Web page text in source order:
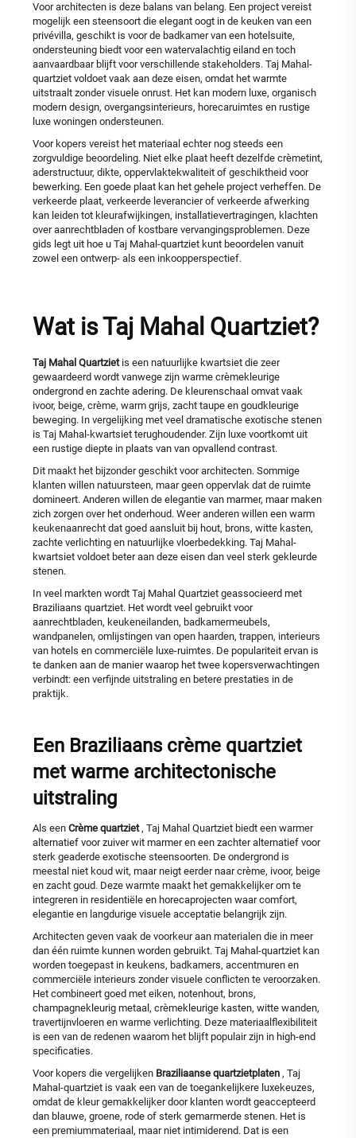
Voor architecten is deze balans van belang. Een project vereist
mogelijk een steensoort die elegant oogt in de keuken van een
privévilla, geschikt is voor de badkamer van een hotelsuite,
ondersteuning biedt voor een watervalachtig eiland en toch
aanvaardbaar blijft voor verschillende stakeholders. Taj Mahal-
quartziet voldoet vaak aan deze eisen, omdat het warmte
uitstraalt zonder visuele onrust. Het kan modern luxe, organisch
modern design, overgangsinterieurs, horecaruimtes en rustige
luxe woningen ondersteunen.
Voor kopers vereist het materiaal echter nog steeds een
zorgvuldige beoordeling. Niet elke plaat heeft dezelfde crèmetint,
aderstructuur, dikte, oppervlaktekwaliteit of geschiktheid voor
bewerking. Een goede plaat kan het gehele project verheffen. De
verkeerde plaat, verkeerde leverancier of verkeerde afwerking
kan leiden tot kleurafwijkingen, installatievertragingen, klachten
over aanrechtbladen of kostbare vervangingsproblemen. Deze
gids legt uit hoe u Taj Mahal-quartziet kunt beoordelen vanuit
zowel een ontwerp- als een inkoopperspectief.
Wat is Taj Mahal Quartziet?
Taj Mahal Quartziet is een natuurlijke kwartsiet die zeer
gewaardeerd wordt vanwege zijn warme crèmekleurige
ondergrond en zachte adering. De kleurenschaal omvat vaak
ivoor, beige, crème, warm grijs, zacht taupe en goudkleurige
beweging. In vergelijking met veel dramatische exotische stenen
is Taj Mahal-kwartsiet terughoudender. Zijn luxe voortkomt uit
een rustige diepte in plaats van van opvallend contrast.
Dit maakt het bijzonder geschikt voor architecten. Sommige
klanten willen natuursteen, maar geen oppervlak dat de ruimte
domineert. Anderen willen de elegantie van marmer, maar maken
zich zorgen over het onderhoud. Weer anderen willen een warm
keukenaanrecht dat goed aansluit bij hout, brons, witte kasten,
zachte verlichting en natuurlijke vloerbedekking. Taj Mahal-
kwartsiet voldoet beter aan deze eisen dan veel sterk gekleurde
stenen.
In veel markten wordt Taj Mahal Quartziet geassocieerd met
Braziliaans quartziet. Het wordt veel gebruikt voor
aanrechtbladen, keukeneilanden, badkamermeubels,
wandpanelen, omlijstingen van open haarden, trappen, interieurs
van hotels en commerciële luxe-ruimtes. De populariteit ervan is
te danken aan de manier waarop het twee kopersverwachtingen
verbindt: een verfijnde uitstraling en betere prestaties in de
praktijk.
Een Braziliaans crème quartziet
met warme architectonische
uitstraling
Als een Crème quartziet, Taj Mahal Quartziet biedt een warmer
alternatief voor zuiver wit marmer en een zachter alternatief voor
sterk geaderde exotische steensoorten. De ondergrond is
meestal niet koud wit, maar neigt eerder naar crème, ivoor, beige
en zacht goud. Deze warmte maakt het gemakkelijker om te
integreren in residentiële en horecaprojecten waar comfort,
elegantie en langdurige visuele acceptatie belangrijk zijn.
Architecten geven vaak de voorkeur aan materialen die in meer
dan één ruimte kunnen worden gebruikt. Taj Mahal-quartziet kan
worden toegepast in keukens, badkamers, accentmuren en
commerciële interieurs zonder visuele conflicten te veroorzaken.
Het combineert goed met eiken, notenhout, brons,
champagnekleurig metaal, crèmekleurige kasten, witte wanden,
travertijnvloeren en warme verlichting. Deze materiaalflexibiliteit
is een van de redenen waarom het blijft populair zijn in high-end
specificaties.
Voor kopers die vergelijken Braziliaanse quartzietplaten , Taj
Mahal-quartziet is vaak een van de toegankelijkere luxekeuzes,
omdat de kleur gemakkelijker door klanten wordt geaccepteerd
dan blauwe, groene, rode of sterk gemarmerde stenen. Het is
een premiummateriaal, maar niet intimiderend. Dat is een